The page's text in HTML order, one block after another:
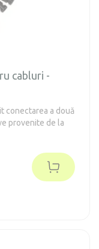
cabluri -
conectarea a două
provenite de la